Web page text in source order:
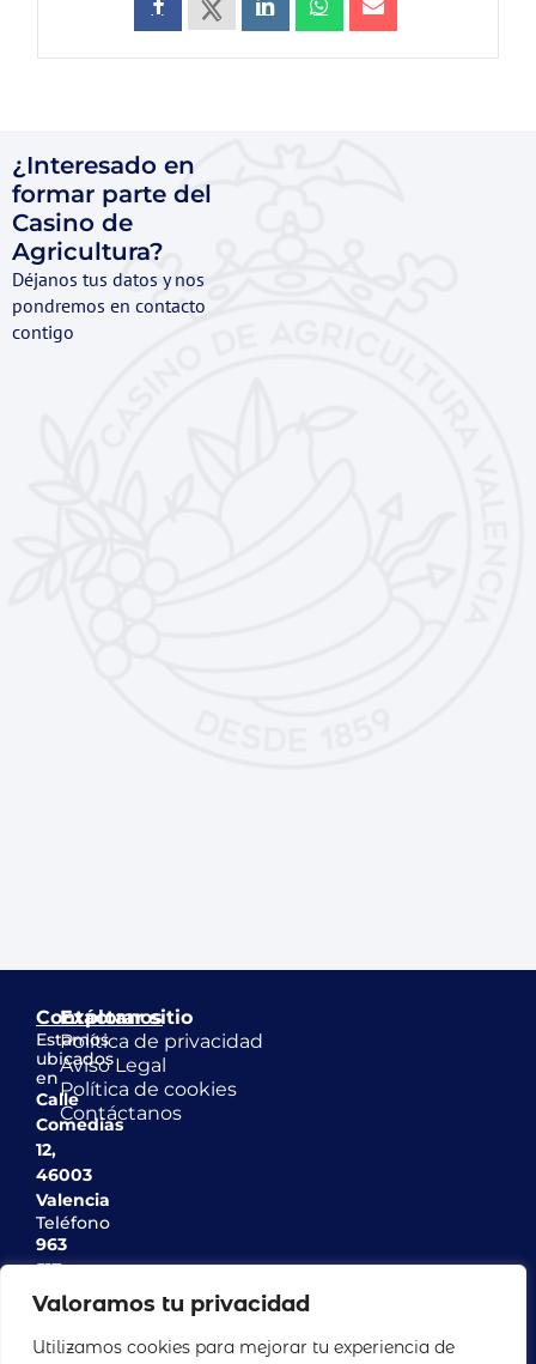
Valoramos tu privacidad
Utilizamos cookies para mejorar tu experiencia de
¿Interesado en
formar parte del
Casino de
Agricultura?
Déjanos tus datos y nos
pondremos en contacto
contigo
Contáctanos
Estamos
ubicados
en
Calle
Comedias
12,
46003
Valencia
Teléfono
963
517
142
Email
info@casinodeagricultura.com
Explorar sitio
Política de privacidad
Aviso Legal
Política de cookies
Contáctanos